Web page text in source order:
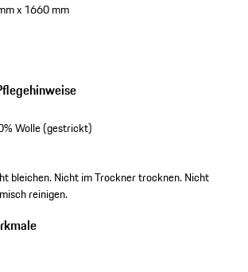
x 1660 mm
Wolle (gestrickt)
bleichen. Nicht im Trockner trocknen. Nicht
reinigen.